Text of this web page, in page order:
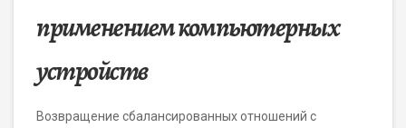
применением компьютерных
устройств
Возвращение сбалансированных отношений с